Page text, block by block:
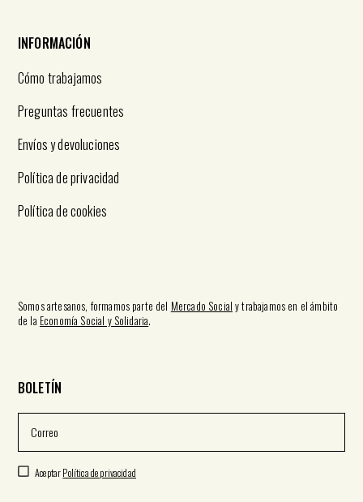
INFORMACIÓN
Cómo trabajamos
Preguntas frecuentes
Envíos y devoluciones
Política de privacidad
Política de cookies
Somos artesanos, formamos parte del Mercado Social y trabajamos en el ámbito
de la Economía Social y Solidaria.
BOLETÍN
AceptarPolítica de privacidad